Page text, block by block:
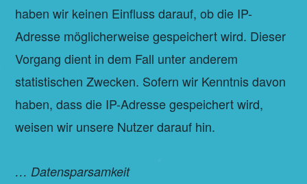
haben wir keinen Einfluss darauf, ob die IP-
Adresse möglicherweise gespeichert wird. Dieser
Vorgang dient in dem Fall unter anderem
statistischen Zwecken. Sofern wir Kenntnis davon
haben, dass die IP-Adresse gespeichert wird,
weisen wir unsere Nutzer darauf hin.
… Datensparsamkeit